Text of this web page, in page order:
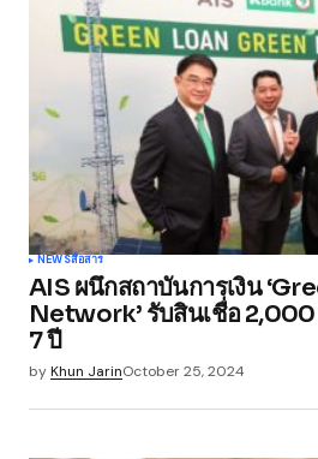
NEWSสื่อสาร
AIS ผนึกสถาบันการเงิน
Network’ รับสินเชื่อ 2,000
7 ปี
byKhun JarinOctober 25, 2024